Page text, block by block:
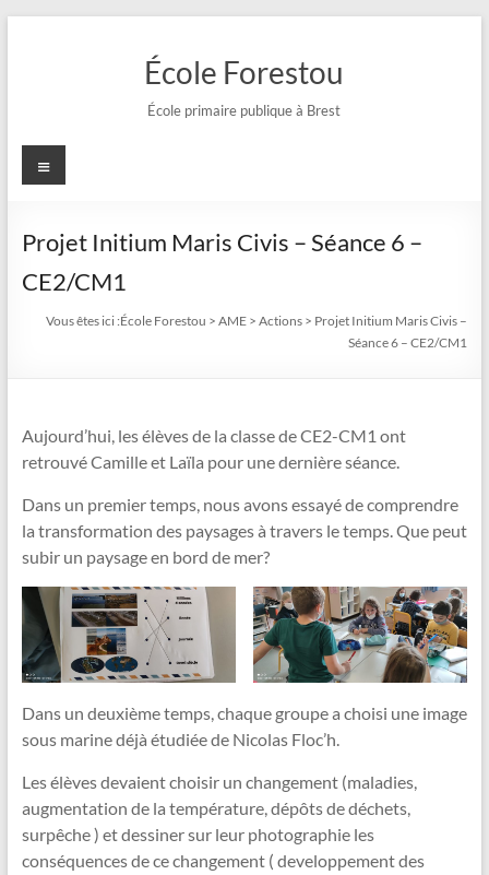
École Forestou
École primaire publique à Brest
Menu
Projet Initium Maris Civis – Séance 6 –
CE2/CM1
Vous êtes ici :École Forestou >AME >Actions > Projet Initium Maris Civis –
Séance 6 – CE2/CM1
Aujourd’hui, les élèves de la classe de CE2-CM1 ont
retrouvé Camille et Laïla pour une dernière séance.
Dans un premier temps, nous avons essayé de comprendre
la transformation des paysages à travers le temps. Que peut
subir un paysage en bord de mer?
Dans un deuxième temps, chaque groupe a choisi une image
sous marine déjà étudiée de Nicolas Floc’h.
Les élèves devaient choisir un changement (maladies,
augmentation de la température, dépôts de déchets,
surpêche ) et dessiner sur leur photographie les
conséquences de ce changement ( developpement des